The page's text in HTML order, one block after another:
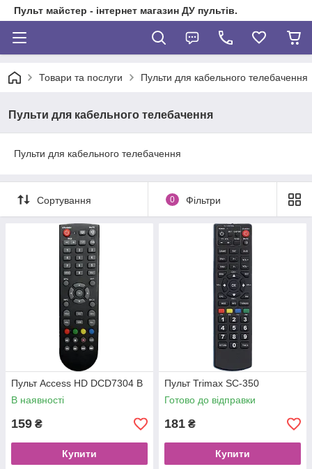
Пульт майстер - інтернет магазин ДУ пультів.
Товари та послуги Пульти для кабельного телебачення
Пульти для кабельного телебачення
Пульти для кабельного телебачення
Сортування 0 Фільтри
Пульт Access HD DCD7304 B
В наявності
159 ₴
Купити
Пульт Trimax SC-350
Готово до відправки
181 ₴
Купити